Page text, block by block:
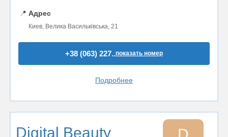
📍 Адрес
Киев, Велика Васильківська, 21
+38 (063) 227..показать номер
Подробнее
Digital Beauty